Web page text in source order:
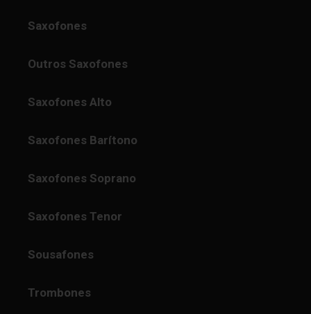
Saxofones
Outros Saxofones
Saxofones Alto
Saxofones Barítono
Saxofones Soprano
Saxofones Tenor
Sousafones
Trombones